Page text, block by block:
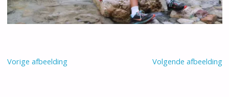
Vorige afbeelding Volgende afbeelding